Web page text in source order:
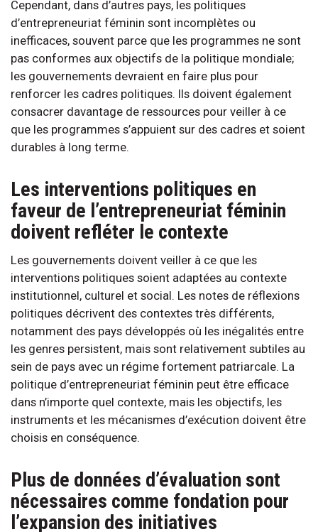
Cependant, dans d’autres pays, les politiques
d’entrepreneuriat féminin sont incomplètes ou
inefficaces, souvent parce que les programmes ne sont
pas conformes aux objectifs de la politique mondiale;
les gouvernements devraient en faire plus pour
renforcer les cadres politiques. Ils doivent également
consacrer davantage de ressources pour veiller à ce
que les programmes s’appuient sur des cadres et soient
durables à long terme.
Les interventions politiques en
faveur de l’entrepreneuriat féminin
doivent refléter le contexte
Les gouvernements doivent veiller à ce que les
interventions politiques soient adaptées au contexte
institutionnel, culturel et social. Les notes de réflexions
politiques décrivent des contextes très différents,
notamment des pays développés où les inégalités entre
les genres persistent, mais sont relativement subtiles au
sein de pays avec un régime fortement patriarcale. La
politique d’entrepreneuriat féminin peut être efficace
dans n’importe quel contexte, mais les objectifs, les
instruments et les mécanismes d’exécution doivent être
choisis en conséquence.
Plus de données d’évaluation sont
nécessaires comme fondation pour
l’expansion des initiatives